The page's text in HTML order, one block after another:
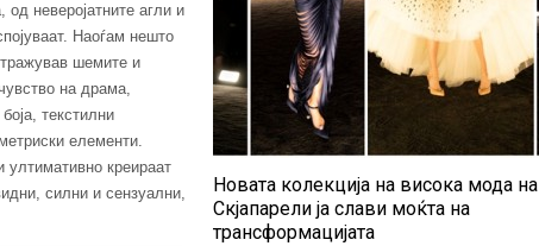
од неверојатните агли и
Наоѓам нешто
шемите и
на драма,
текстилни
елементи.
ултимативно креираат
силни и сензуални,
Новата колекција на висока мода на
Скјапарели ја слави моќта на
трансформацијата